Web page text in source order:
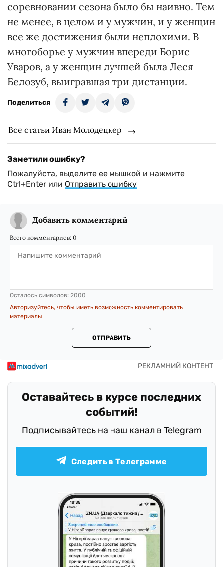
соревновании сезона было бы наивно. Тем
не менее, в целом и у мужчин, и у женщин
все же достижения были неплохими. В
многоборье у мужчин впереди Борис
Уваров, а у женщин лучшей была Леся
Белозуб, выигравшая три дистанции.
Поделиться
Все статьи Иван Молодецкер
Заметили ошибку?
Пожалуйста, выделите ее мышкой и нажмите
Ctrl+Enter или Отправить ошибку
Добавить комментарий
Всего комментариев: 0
Осталось символов: 2000
Авторизуйтесь, чтобы иметь возможность комментировать
материалы
ОТПРАВИТЬ
Оставайтесь в курсе последних
событий!
Подписывайтесь на наш канал в Telegram
Следить в Телеграмме